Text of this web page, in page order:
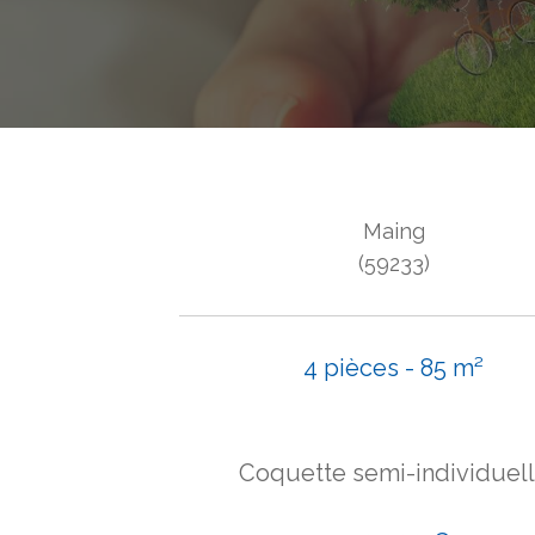
Maing
(59233)
4 pièces - 85 m²
Coquette semi-